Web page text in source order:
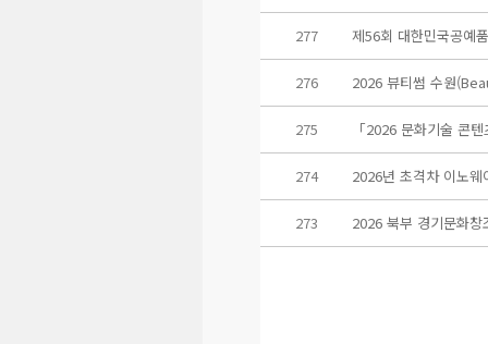
277 제56회 대한민국공예
276 2026 뷰티썸 수원
275 「2026 문화기술 콘
274 2026년 초격차 이노
273 2026 북부 경기문화